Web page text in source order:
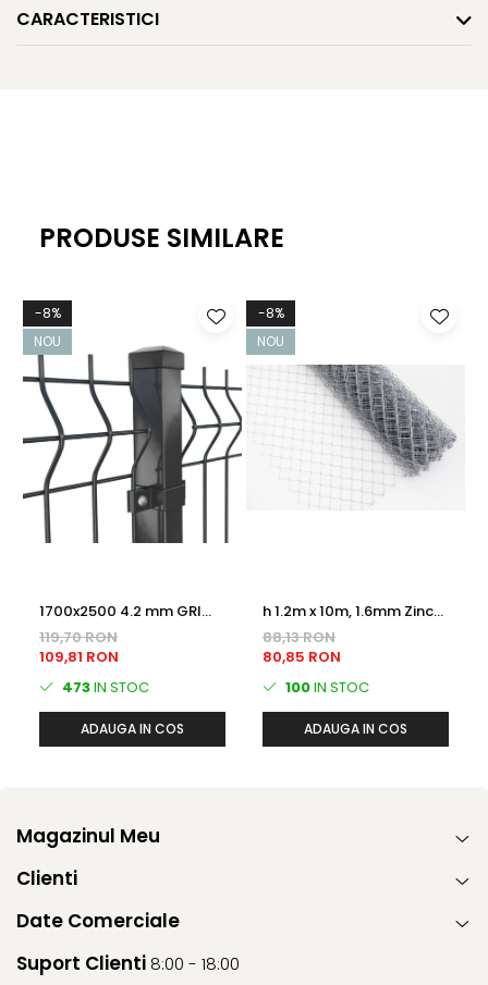
CARACTERISTICI
PRODUSE SIMILARE
-8%
NOU
1700x2500 4.2 mm GRI
ANTRACIT (RAL7016)
Plastifiat PANOU
119,70 RON
109,81 RON
473IN STOC
ADAUGA IN COS
-8%
NOU
h 1.2m x 10m, 1.6mm Zinc
PLASA IMPLETITA
88,13 RON
80,85 RON
100IN STOC
ADAUGA IN COS
Magazinul Meu
Clienti
Date Comerciale
Suport Clienti 8:00 - 18:00